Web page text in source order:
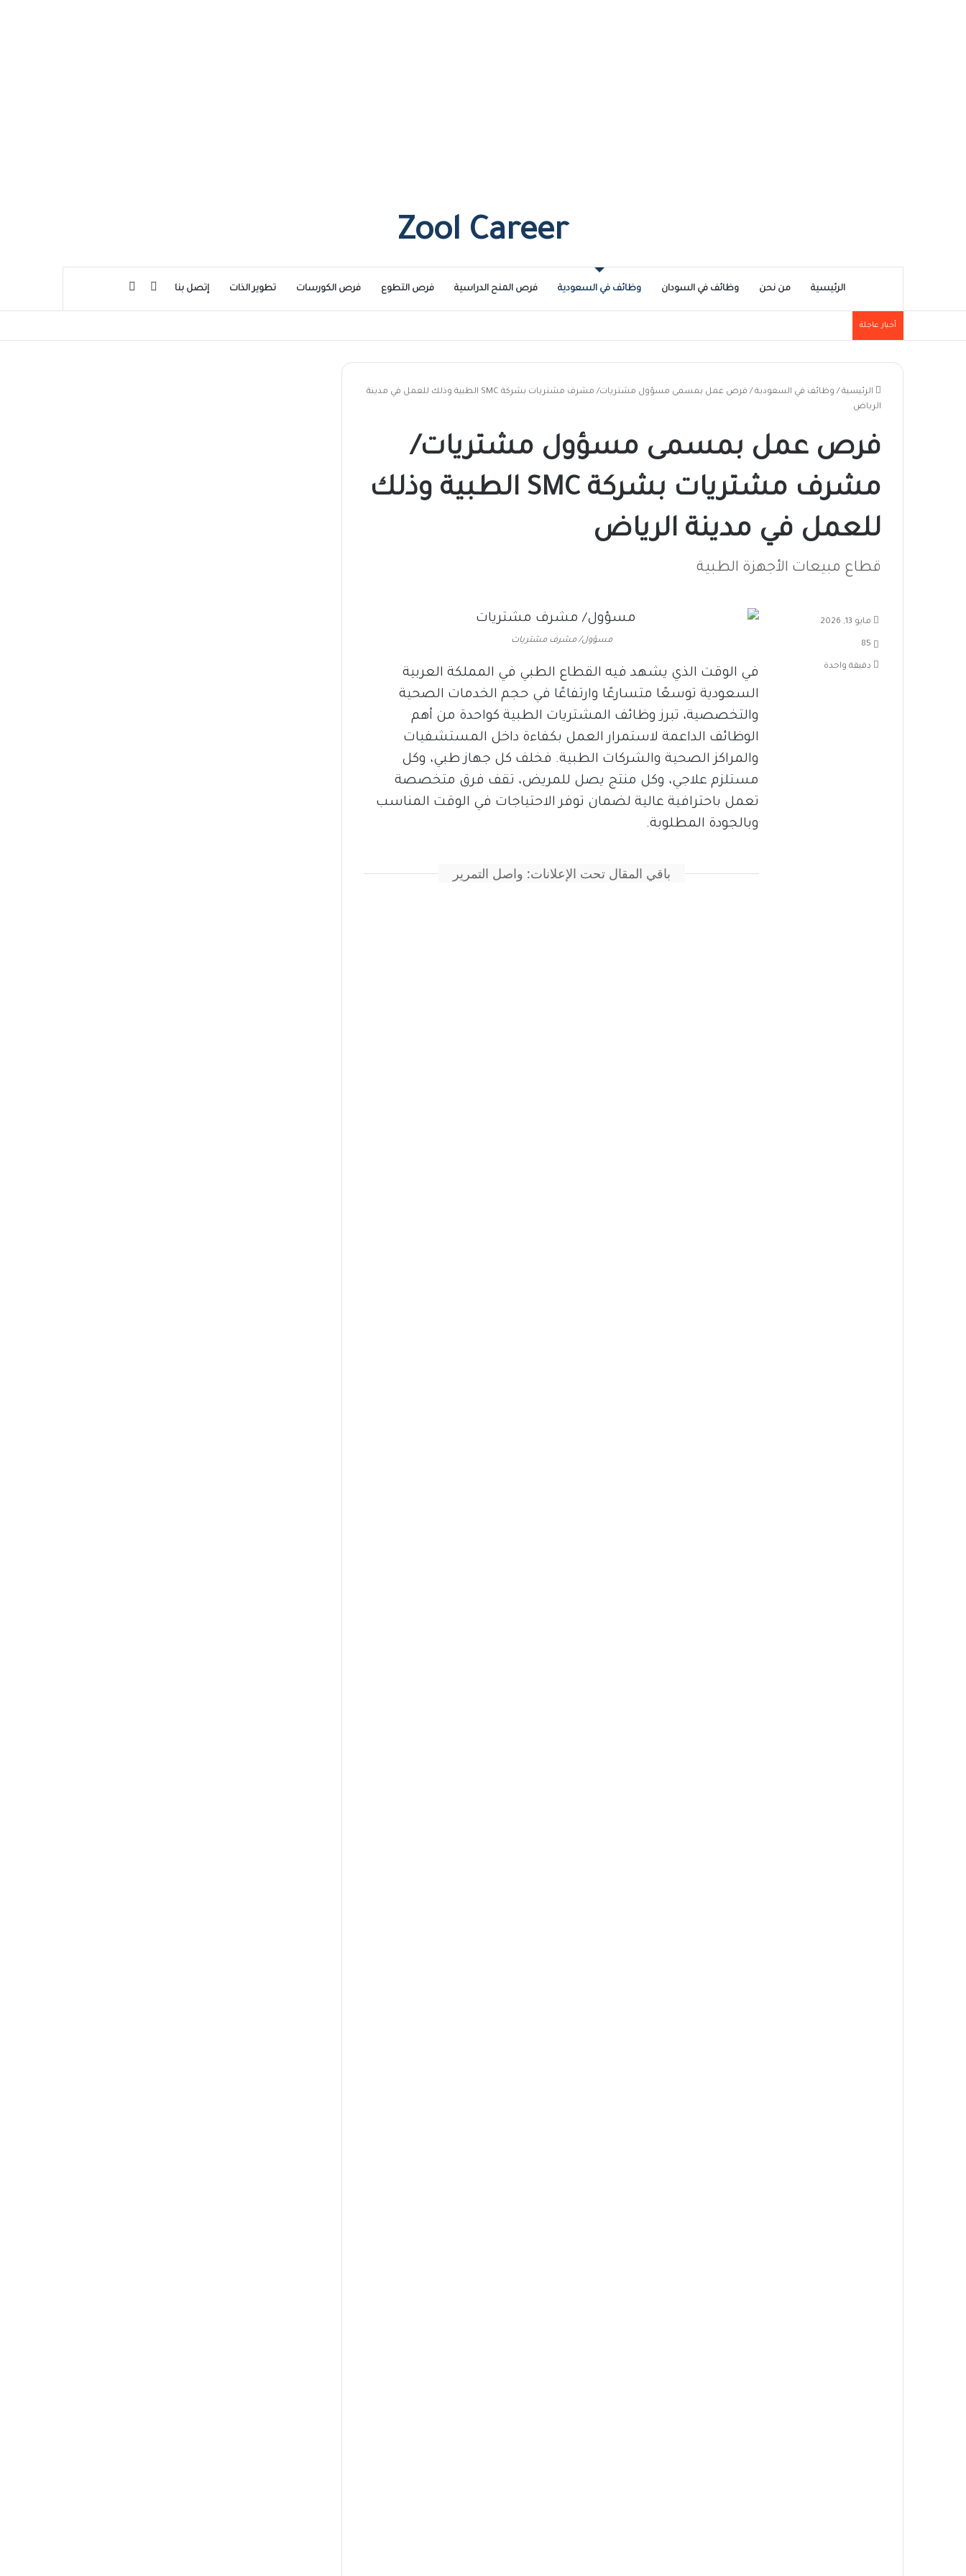
Zool Career
الرئيسية من نحن وظائف في السودان وظائف في السعودية فرص المنح الدراسية فرص التطوع فرص الكورسات تطوير الذات إتصل بنا إضافة عمود جانبي
أخبار عاجلة
الرئيسية / وظائف في السعودية /
فرص عمل بمسمى مسؤول مشتريات/ مشرف مشتريات بشركة SMC الطبية وذلك للعمل في مدينة
الرياض
فرص عمل بمسمى مسؤول مشتريات/
مشرف مشتريات بشركة SMC الطبية وذلك
للعمل في مدينة الرياض
قطاع مبيعات الأجهزة الطبية
مسؤول/ مشرف مشتريات
في الوقت الذي يشهد فيه القطاع الطبي في المملكة العربية
السعودية توسعًا متسارعًا وارتفاعًا في حجم الخدمات الصحية
والتخصصية، تبرز وظائف المشتريات الطبية كواحدة من أهم
الوظائف الداعمة لاستمرار العمل بكفاءة داخل المستشفيات
والمراكز الصحية والشركات الطبية. فخلف كل جهاز طبي، وكل
مستلزم علاجي، وكل منتج يصل للمريض، تقف فرق متخصصة
تعمل باحترافية عالية لضمان توفر الاحتياجات في الوقت المناسب
وبالجودة المطلوبة.
باقي المقال تحت الإعلانات: واصل التمرير
مايو 13, 2026
85
دقيقة واحدة